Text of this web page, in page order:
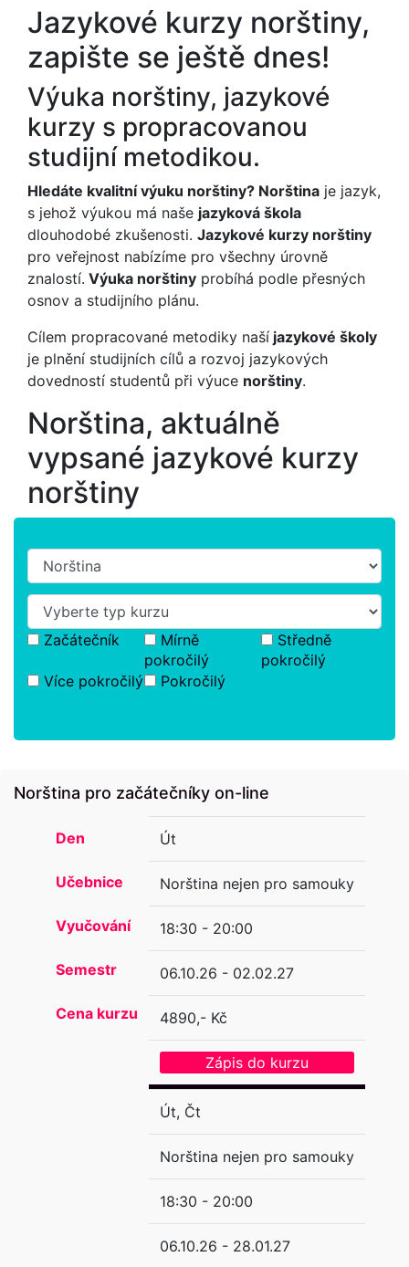
Jazykové kurzy norštiny,
zapište se ještě dnes!
Výuka norštiny, jazykové
kurzy s propracovanou
studijní metodikou.
Hledáte kvalitní výuku norštiny? Norština je jazyk,
s jehož výukou má naše jazyková škola
dlouhodobé zkušenosti. Jazykové kurzy norštiny
pro veřejnost nabízíme pro všechny úrovně
znalostí. Výuka norštiny probíhá podle přesných
osnov a studijního plánu.
Cílem propracované metodiky naší jazykové školy
je plnění studijních cílů a rozvoj jazykových
dovedností studentů při výuce norštiny.
Norština, aktuálně
vypsané jazykové kurzy
norštiny
Začátečník
Mírně
pokročilý
Středně
pokročilý
Více pokročilý
Pokročilý
Norština pro začátečníky on-line
Den
Učebnice
Vyučování
Semestr
Cena kurzu
Út
Norština nejen pro samouky
18:30 - 20:00
06.10.26 - 02.02.27
4890,- Kč
Zápis do kurzu
Út, Čt
Norština nejen pro samouky
18:30 - 20:00
06.10.26 - 28.01.27